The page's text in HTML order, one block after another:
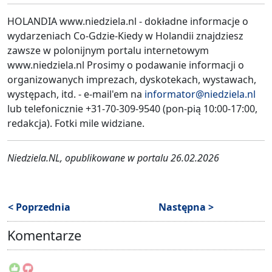
HOLANDIA www.niedziela.nl - dokładne informacje o
wydarzeniach Co-Gdzie-Kiedy w Holandii znajdziesz
zawsze w polonijnym portalu internetowym
www.niedziela.nl Prosimy o podawanie informacji o
organizowanych imprezach, dyskotekach, wystawach,
występach, itd. - e-mail'em na informator@niedziela.nl
lub telefonicznie +31-70-309-9540 (pon-pią 10:00-17:00,
redakcja). Fotki mile widziane.
Niedziela.NL, opublikowane w portalu 26.02.2026
< Poprzednia Następna >
Komentarze